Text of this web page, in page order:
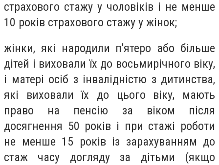
страхового стажу у чоловіків і не менше
10 років страхового стажу у жінок;
жінки, які народили п'ятеро або більше
дітей і виховали їх до восьмирічного віку,
і матері осіб з інвалідністю з дитинства,
які виховали їх до цього віку, мають
право на пенсію за віком після
досягнення 50 років і при стажі роботи
не менше 15 років із зарахуванням до
стаж часу догляду за дітьми (якщо